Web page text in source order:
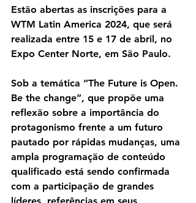
Estão abertas as inscrições para a
WTM Latin America 2024, que será
realizada entre 15 e 17 de abril, no
Expo Center Norte, em São Paulo.
Sob a temática “The Future is Open.
Be the change”, que propõe uma
reflexão sobre a importância do
protagonismo frente a um futuro
pautado por rápidas mudanças, uma
ampla programação de conteúdo
qualificado está sendo confirmada
com a participação de grandes
líderes, referências em seus